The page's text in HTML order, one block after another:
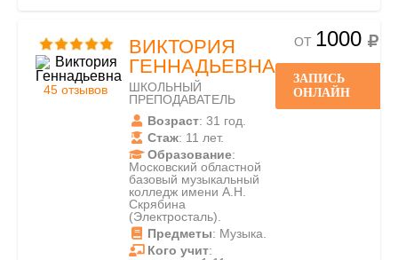
45 отзывов
ВИКТОРИЯ
ГЕННАДЬЕВНА
ШКОЛЬНЫЙ
ПРЕПОДАВАТЕЛЬ
Возраст: 31 год.
Стаж: 11 лет.
Образование:
Московский областной
базовый музыкальный
колледж имени А.Н.
Скрябина
(Электросталь).
Предметы: Музыка.
Кого учит:
ОТ 1000
ЗАПИСЬ
ОНЛАЙН